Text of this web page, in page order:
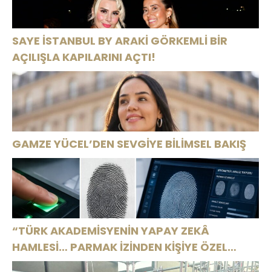
SAYE İSTANBUL BY ARAKİ GÖRKEMLİ BİR
AÇILIŞLA KAPILARINI AÇTI!
GAMZE YÜCEL’DEN SEVGİYE BİLİMSEL BAKIŞ
“TÜRK AKADEMİSYENİN YAPAY ZEKÂ
HAMLESİ… PARMAK İZİNDEN KİŞİYE ÖZEL
ANALİZ”